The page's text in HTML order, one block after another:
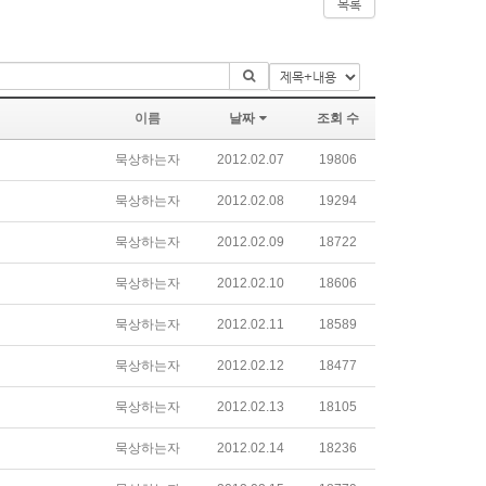
목록
이름 날짜 조회 수
묵상하는자 2012.02.07 19806
묵상하는자 2012.02.08 19294
묵상하는자 2012.02.09 18722
묵상하는자 2012.02.10 18606
묵상하는자 2012.02.11 18589
묵상하는자 2012.02.12 18477
묵상하는자 2012.02.13 18105
묵상하는자 2012.02.14 18236